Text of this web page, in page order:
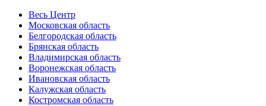
Весь Центр
Московская область
Белгородская область
Брянская область
Владимирская область
Воронежская область
Ивановская область
Калужская область
Костромская область